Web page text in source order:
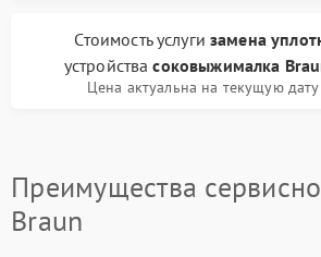
Стоимость услугизамена
устройствасоковыжималка
Цена актуальна на текущую
Преимущества
Braun